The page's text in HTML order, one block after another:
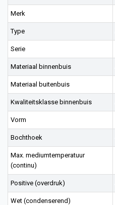
Merk
Type
Serie
Materiaal binnenbuis
Materiaal buitenbuis
Kwaliteitsklasse binnenbuis
Vorm
Bochthoek
Max. mediumtemperatuur
(continu)
Positive (overdruk)
Wet (condenserend)